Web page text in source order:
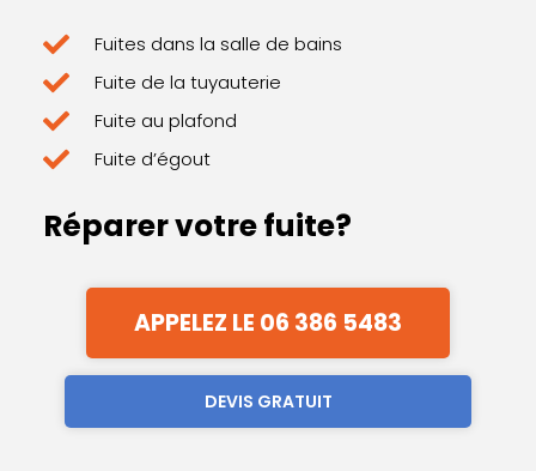
Fuites dans la salle de bains
Fuite de la tuyauterie
Fuite au plafond
Fuite d’égout
Réparer votre fuite?
APPELEZ LE 06 386 5483
DEVIS GRATUIT